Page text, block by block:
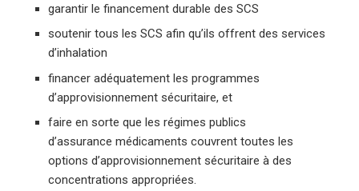
garantir le financement durable des SCS
soutenir tous les SCS afin qu’ils offrent des services
d’inhalation
financer adéquatement les programmes
d’approvisionnement sécuritaire, et
faire en sorte que les régimes publics
d’assurance médicaments couvrent toutes les
options d’approvisionnement sécuritaire à des
concentrations appropriées.